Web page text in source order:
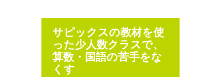
サピックスの教材を使
った少人数クラスで、
算数・国語の苦手をな
くす